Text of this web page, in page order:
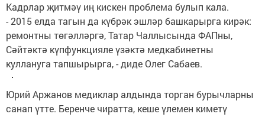
Кадрлар җитмәү иң кискен проблема булып кала.
- 2015 елда тагын да күбрәк эшләр башкарырга кирәк:
ремонтны төгәлләргә, Татар Чаллысында ФАПны,
Сәйтәктә күпфункцияле үзәктә медкабинетны
куллануга тапшырырга, - диде Олег Сабаев.
Юрий Аржанов медиклар алдында торган бурычларны
санап үтте. Беренче чиратта, кеше үлемен киметү